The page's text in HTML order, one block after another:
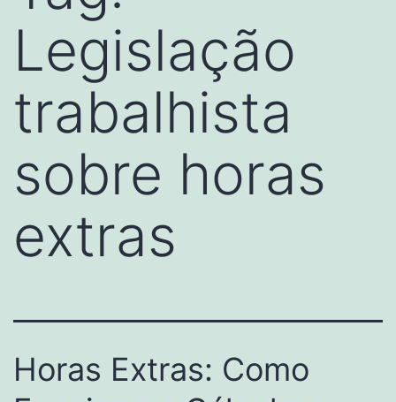
Legislação
trabalhista
sobre horas
extras
Horas Extras: Como